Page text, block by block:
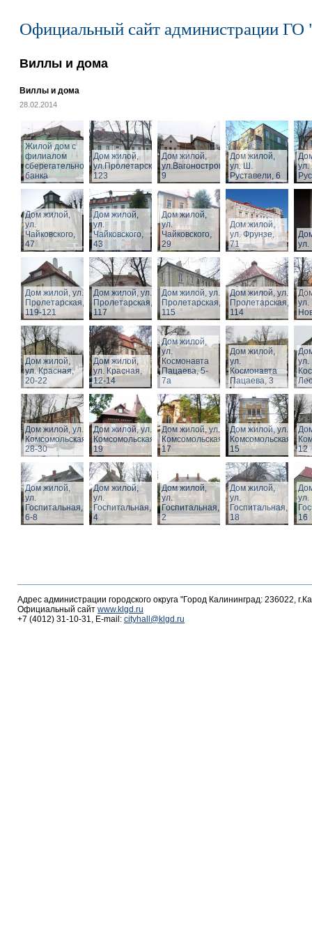
Официальный сайт администрации ГО
Виллы и дома
Виллы и дома
28.02.2014
Жилой дом с
филиалом
сберегательного
банка
Дом жилой,
ул.Пролетарская,
123
Дом жилой,
ул.Вагоностроительная,
9
Дом жилой,
ул. Ш.
Руставели, 6
Дом жилой,
ул.
Чайковского,
47
Дом жилой,
ул.
Чайковского,
43
Дом жилой,
ул.
Чайковского,
29
Дом жилой,
ул. Фрунзе,
71
ул.
Дом жилой, ул.
Пролетарская,
119-121
Дом жилой, ул.
Пролетарская,
117
Дом жилой, ул.
Пролетарская,
115
Дом жилой, ул.
Пролетарская,
114
Дом жилой,
ул. Красная,
20-22
Дом жилой,
ул. Красная,
12-14
Дом жилой,
ул.
Космонавта
Пацаева, 5-
7а
Дом жилой,
ул.
Космонавта
Пацаева, 3
ул.
Дом жилой, ул.
Комсомольская,
28-30
Дом жилой, ул.
Комсомольская,
19
Дом жилой, ул.
Комсомольская,
17
Дом жилой, ул.
Комсомольская,
15
12
Дом жилой,
ул.
Госпитальная,
6-8
Дом жилой,
ул.
Госпитальная,
4
Дом жилой,
ул.
Госпитальная,
2
Дом жилой,
ул.
Госпитальная,
18
ул.
16
Адрес администрации городского округа "Город Калининград: 236022,
Официальный сайт www.klgd.ru
+7 (4012) 31-10-31, E-mail: cityhall@klgd.ru